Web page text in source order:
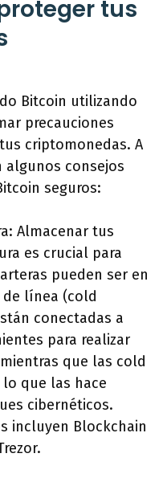
tus
Bitcoin utilizando
precauciones
criptomonedas. A
algunos consejos
seguros:
Almacenar tus
es crucial para
pueden ser en
línea (cold
conectadas a
para realizar
que las cold
que las hace
cibernéticos.
incluyen Blockchain